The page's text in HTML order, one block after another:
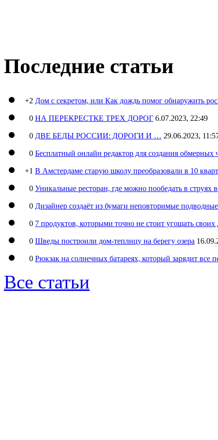
Последние статьи
+2 Дом с секретом, или Как дождь помог обнаружить
0 НА ПЕРЕКРЕСТКЕ ТРЕХ ДОРОГ 6.07.2023, 22:49
0 ДВЕ БЕДЫ РОССИИ: ДОРОГИ И … 29.06.2023,
0 Бесплатный онлайн редактор для создания обмерных
+1 В Амстердаме старую школу преобразовали в 10
0 Уникальные ресторан, где можно пообедать в струях
0 Дизайнер создаёт из бумаги неповторимые
0 7 продуктов, которыми точно не стоит угощать
0 Шведы построили дом-теплицу на берегу озера
0 Рюкзак на солнечных батареях, который зарядит все
Все статьи